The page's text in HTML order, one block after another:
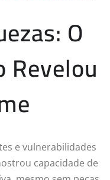
O
Revelou
e vulnerabilidades
capacidade de